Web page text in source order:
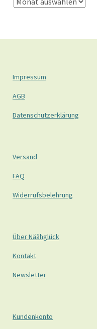
Impressum
AGB
Datenschutzerklärung
Versand
FAQ
Widerrufsbelehrung
Über Näähglück
Kontakt
Newsletter
Kundenkonto